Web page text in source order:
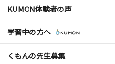
KUMON体験者の声
学習中の方へ
くもんの先生募集